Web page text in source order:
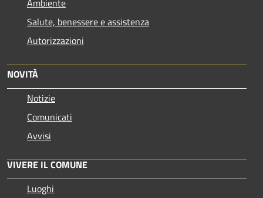
Ambiente
Salute, benessere e assistenza
Autorizzazioni
NOVITÀ
Notizie
Comunicati
Avvisi
VIVERE IL COMUNE
Luoghi